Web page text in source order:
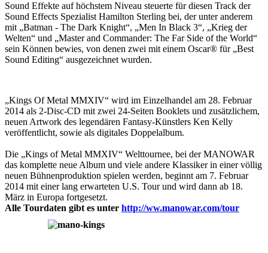
Sound Effekte auf höchstem Niveau steuerte für diesen Track der
Sound Effects Spezialist Hamilton Sterling bei, der unter anderem
mit „Batman - The Dark Knight“, „Men In Black 3“, „Krieg der
Welten“ und „Master and Commander: The Far Side of the World“
sein Können bewies, von denen zwei mit einem Oscar® für „Best
Sound Editing“ ausgezeichnet wurden.
„Kings Of Metal MMXIV“ wird im Einzelhandel am 28. Februar
2014 als 2-Disc-CD mit zwei 24-Seiten Booklets und zusätzlichem,
neuen Artwork des legendären Fantasy-Künstlers Ken Kelly
veröffentlicht, sowie als digitales Doppelalbum.
Die „Kings of Metal MMXIV“ Welttournee, bei der MANOWAR
das komplette neue Album und viele andere Klassiker in einer völlig
neuen Bühnenproduktion spielen werden, beginnt am 7. Februar
2014 mit einer lang erwarteten U.S. Tour und wird dann ab 18.
März in Europa fortgesetzt.
Alle Tourdaten gibt es unter http://ww.manowar.com/tour